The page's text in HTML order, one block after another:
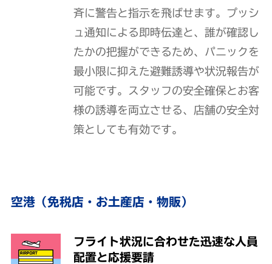
斉に警告と指示を飛ばせます。プッシ
ュ通知による即時伝達と、誰が確認し
たかの把握ができるため、パニックを
最小限に抑えた避難誘導や状況報告が
可能です。スタッフの安全確保とお客
様の誘導を両立させる、店舗の安全対
策としても有効です。
空港（免税店・お土産店・物販）
フライト状況に合わせた迅速な人員
配置と応援要請